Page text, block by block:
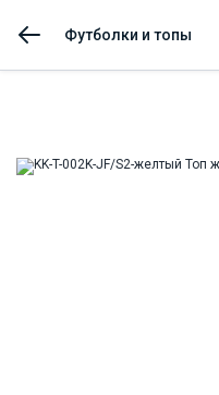
Футболки и топы